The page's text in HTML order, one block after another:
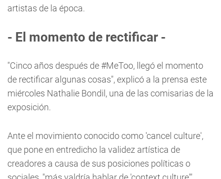
artistas de la época.
- El momento de rectificar -
"Cinco años después de #MeToo, llegó el momento
de rectificar algunas cosas", explicó a la prensa este
miércoles Nathalie Bondil, una de las comisarias de la
exposición.
Ante el movimiento conocido como 'cancel culture',
que pone en entredicho la validez artística de
creadores a causa de sus posiciones políticas o